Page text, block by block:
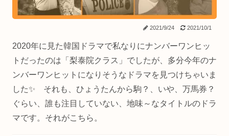
2021/9/24 2021/10/1
2020年に見た韓国ドラマで私なりにナンバーワンヒッ
トだったのは「梨泰院クラス」でしたが、多分今年のナ
ンバーワンヒットになりそうなドラマを見つけちゃいま
した✨ それも、ひょうたんから駒？、いや、万馬券？
ぐらい、誰も注目していない、地味～なタイトルのドラ
マです。それがこちら。